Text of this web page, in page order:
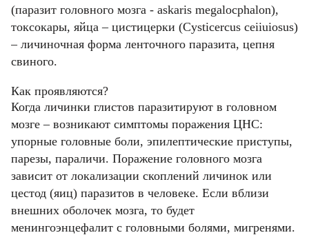
(паразит головного мозга - askaris megalocphalon),
токсокары, яйца – цистицерки (Cysticercus ceiiuiosus)
– личиночная форма ленточного паразита, цепня
свиного.
Как проявляются?
Когда личинки глистов паразитируют в головном
мозге – возникают симптомы поражения ЦНС:
упорные головные боли, эпилептические приступы,
парезы, параличи. Поражение головного мозга
зависит от локализации скоплений личинок или
цестод (яиц) паразитов в человеке. Если вблизи
внешних оболочек мозга, то будет
менингоэнцефалит с головными болями, мигренями.
Email
Телефон
Введите корректное значение
Код подтверждения
Введите корректное значение
Email
Введите корректное значение
Пароль
Ваш город
Фамилия
Имя
Фамилия
Имя